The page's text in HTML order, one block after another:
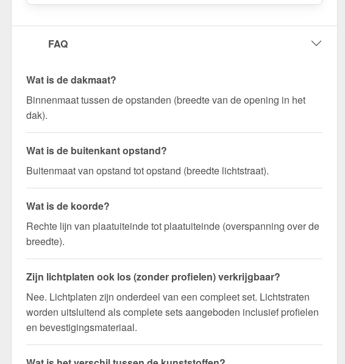
FAQ
Wat is de dakmaat?
Binnenmaat tussen de opstanden (breedte van de opening in het
dak).
Wat is de buitenkant opstand?
Buitenmaat van opstand tot opstand (breedte lichtstraat).
Wat is de koorde?
Rechte lijn van plaatuiteinde tot plaatuiteinde (overspanning over de
breedte).
Zijn lichtplaten ook los (zonder profielen) verkrijgbaar?
Nee. Lichtplaten zijn onderdeel van een compleet set. Lichtstraten
worden uitsluitend als complete sets aangeboden inclusief profielen
en bevestigingsmateriaal.